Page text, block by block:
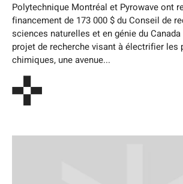
Polytechnique Montréal et Pyrowave ont
financement de 173 000 $ du Conseil de
sciences naturelles et en génie du Canada
projet de recherche visant à électrifier les
chimiques, une avenue...